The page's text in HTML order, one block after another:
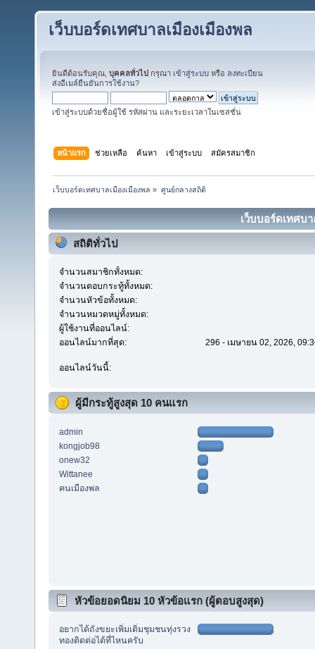
เว็บบอร์ดเทศบาลเมืองเมืองพล
ยินดีต้อนรับคุณ, บุคคลทั่วไป กรุณา เข้าสู่ระบบ หรือ ลงทะเบียน
ส่งอีเมล์ยืนยันการใช้งาน?
เข้าสู่ระบบด้วยชื่อผู้ใช้ รหัสผ่าน และระยะเวลาในเซสชั่น
หน้าแรก ช่วยเหลือ ค้นหา เข้าสู่ระบบ สมัครสมาชิก
เว็บบอร์ดเทศบาลเมืองเมืองพล » ศูนย์กลางสถิติ
เว็บบอร์ดเทศบ
สถิติทั่วไป
จำนวนสมาชิกทั้งหมด:
จำนวนตอบกระทู้ทั้งหมด:
จำนวนหัวข้อทั้งหมด:
จำนวนหมวดหมู่ทั้งหมด:
ผู้ใช้งานที่ออนไลน์:
ออนไลน์มากที่สุด:
296 - เมษายน 02, 2026,
ออนไลน์วันนี้:
ผู้มีกระทู้สูงสุด 10 คนแรก
admin
kongjob98
onew32
Wittanee
คนเมืองพล
หัวข้อยอดนิยม 10 หัวข้อแรก (ผู้ตอบสูงสุด)
อยากได้ถังขยะเพิ่มเติ่มชุมชนทุ่งรวง
ทองติดต่อได้ที่ไหนครับ